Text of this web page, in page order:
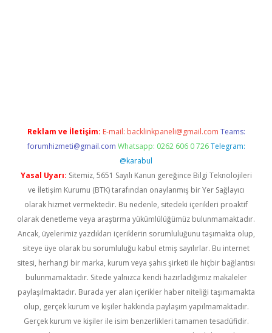
Reklam ve İletişim: E-mail: backlinkpaneli@gmail.com Teams:
forumhizmeti@gmail.com Whatsapp: 0262 606 0 726 Telegram:
@karabul
Yasal Uyarı: Sitemiz, 5651 Sayılı Kanun gereğince Bilgi Teknolojileri
ve İletişim Kurumu (BTK) tarafından onaylanmış bir Yer Sağlayıcı
olarak hizmet vermektedir. Bu nedenle, sitedeki içerikleri proaktif
olarak denetleme veya araştırma yükümlülüğümüz bulunmamaktadır.
Ancak, üyelerimiz yazdıkları içeriklerin sorumluluğunu taşımakta olup,
siteye üye olarak bu sorumluluğu kabul etmiş sayılırlar. Bu internet
sitesi, herhangi bir marka, kurum veya şahıs şirketi ile hiçbir bağlantısı
bulunmamaktadır. Sitede yalnızca kendi hazırladığımız makaleler
paylaşılmaktadır. Burada yer alan içerikler haber niteliği taşımamakta
olup, gerçek kurum ve kişiler hakkında paylaşım yapılmamaktadır.
Gerçek kurum ve kişiler ile isim benzerlikleri tamamen tesadüfidir.